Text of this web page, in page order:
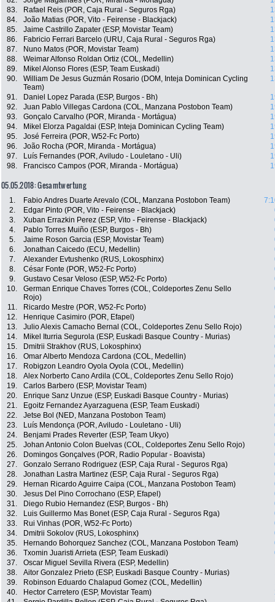
83.
Rafael Reis (POR, Caja Rural - Seguros Rga)
84.
João Matias (POR, Vito - Feirense - Blackjack)
85.
Jaime Castrillo Zapater (ESP, Movistar Team)
86.
Fabricio Ferrari Barcelo (URU, Caja Rural - Seguros Rga)
87.
Nuno Matos (POR, Movistar Team)
88.
Weimar Alfonso Roldan Ortiz (COL, Medellin)
89.
Mikel Alonso Flores (ESP, Team Euskadi)
90.
William De Jesus Guzmán Rosario (DOM, Inteja Dominican Cycling
Team)
91. Daniel Lopez Parada (ESP, Burgos - Bh)
92.
Juan Pablo Villegas Cardona (COL, Manzana Postobon Team)
93.
Gonçalo Carvalho (POR, Miranda - Mortágua)
94.
Mikel Elorza Pagaldai (ESP, Inteja Dominican Cycling Team)
95.
José Ferreira (POR, W52-Fc Porto)
96.
João Rocha (POR, Miranda - Mortágua)
97.
Luís Fernandes (POR, Aviludo - Louletano - Uli)
98.
Francisco Campos (POR, Miranda - Mortágua)
05.05.2018: Gesamtwertung
1. Fabio Andres Duarte Arevalo (COL, Manzana Postobon Team)
2.
Edgar Pinto (POR, Vito - Feirense - Blackjack)
3.
Xuban Errazkin Perez (ESP, Vito - Feirense - Blackjack)
4.
Pablo Torres Muiño (ESP, Burgos - Bh)
5.
Jaime Roson Garcia (ESP, Movistar Team)
6.
Jonathan Caicedo (ECU, Medellin)
7.
Alexander Evtushenko (RUS, Lokosphinx)
8.
César Fonte (POR, W52-Fc Porto)
9.
Gustavo Cesar Veloso (ESP, W52-Fc Porto)
10.
German Enrique Chaves Torres (COL, Coldeportes Zenu Sello
Rojo)
11. Ricardo Mestre (POR, W52-Fc Porto)
12.
Henrique Casimiro (POR, Efapel)
13.
Julio Alexis Camacho Bernal (COL, Coldeportes Zenu Sello Rojo)
14.
Mikel Iturria Segurola (ESP, Euskadi Basque Country - Murias)
15.
Dmitrii Strakhov (RUS, Lokosphinx)
16.
Omar Alberto Mendoza Cardona (COL, Medellin)
17.
Robigzon Leandro Oyola Oyola (COL, Medellin)
18.
Alex Norberto Cano Ardila (COL, Coldeportes Zenu Sello Rojo)
19.
Carlos Barbero (ESP, Movistar Team)
20.
Enrique Sanz Unzue (ESP, Euskadi Basque Country - Murias)
21.
Egoitz Fernandez Ayarzaguena (ESP, Team Euskadi)
22.
Jetse Bol (NED, Manzana Postobon Team)
23.
Luís Mendonça (POR, Aviludo - Louletano - Uli)
24.
Benjami Prades Reverter (ESP, Team Ukyo)
25.
Johan Antonio Colon Buelvas (COL, Coldeportes Zenu Sello Rojo)
26.
Domingos Gonçalves (POR, Radio Popular - Boavista)
27.
Gonzalo Serrano Rodriguez (ESP, Caja Rural - Seguros Rga)
28.
Jonathan Lastra Martinez (ESP, Caja Rural - Seguros Rga)
29.
Hernan Ricardo Aguirre Caipa (COL, Manzana Postobon Team)
30.
Jesus Del Pino Corrochano (ESP, Efapel)
31.
Diego Rubio Hernandez (ESP, Burgos - Bh)
32.
Luis Guillermo Mas Bonet (ESP, Caja Rural - Seguros Rga)
33.
Rui Vinhas (POR, W52-Fc Porto)
34.
Dmitrii Sokolov (RUS, Lokosphinx)
35.
Hernando Bohorquez Sanchez (COL, Manzana Postobon Team)
36.
Txomin Juaristi Arrieta (ESP, Team Euskadi)
37.
Oscar Miguel Sevilla Rivera (ESP, Medellin)
38.
Aitor Gonzalez Prieto (ESP, Euskadi Basque Country - Murias)
39.
Robinson Eduardo Chalapud Gomez (COL, Medellin)
40.
Hector Carretero (ESP, Movistar Team)